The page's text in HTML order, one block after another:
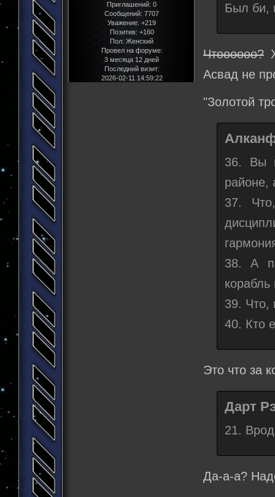
Приглашений: 0
Сообщений: 7707
Уважение: +219
Позитив: +160
Пол:Женский
Провел на форуме:
3 месяца 12 дней
Последний визит:
2026-02-11 14:59:22
Был би,
Чтоооооо?
Асвад не
"Золотой
36. Вы
районе,
37.
38. А
корабль
39. Что,
40. Кто
Это что за
Дарт
21.
Да-а-а?